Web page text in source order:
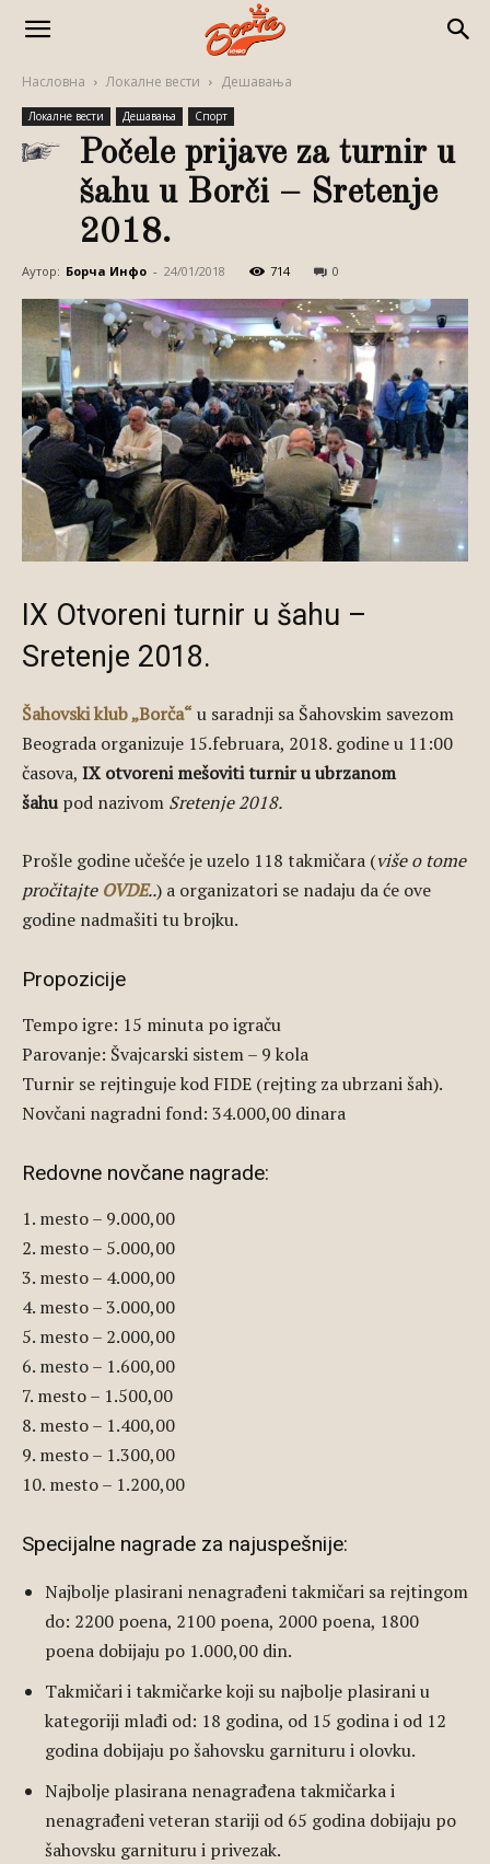
Насловна Локалне вести Дешавања
Локалне вести Дешавања Спорт
Počele prijave za turnir u
šahu u Borči – Sretenje
2018.
Аутор: Борча Инфо - 24/01/2018 714 0
IX Otvoreni turnir u šahu –
Sretenje 2018.
Šahovski klub „Borča“ u saradnji sa Šahovskim savezom
Beograda organizuje 15.februara, 2018. godine u 11:00
časova, IX otvoreni mešoviti turnir u ubrzanom
šahu pod nazivom Sretenje 2018.
Prošle godine učešće je uzelo 118 takmičara (više o tome
pročitajte OVDE..) a organizatori se nadaju da će ove
godine nadmašiti tu brojku.
Propozicije
Tempo igre: 15 minuta po igraču
Parovanje: Švajcarski sistem – 9 kola
Turnir se rejtinguje kod FIDE (rejting za ubrzani šah).
Novčani nagradni fond: 34.000,00 dinara
Redovne novčane nagrade:
1. mesto – 9.000,00
2. mesto – 5.000,00
3. mesto – 4.000,00
4. mesto – 3.000,00
5. mesto – 2.000,00
6. mesto – 1.600,00
7. mesto – 1.500,00
8. mesto – 1.400,00
9. mesto – 1.300,00
10. mesto – 1.200,00
Specijalne nagrade za najuspešnije:
Najbolje plasirani nenagrađeni takmičari sa rejtingom
do: 2200 poena, 2100 poena, 2000 poena, 1800
poena dobijaju po 1.000,00 din.
Takmičari i takmičarke koji su najbolje plasirani u
kategoriji mlađi od: 18 godina, od 15 godina i od 12
godina dobijaju po šahovsku garnituru i olovku.
Najbolje plasirana nenagrađena takmičarka i
nenagrađeni veteran stariji od 65 godina dobijaju po
šahovsku garnituru i privezak.